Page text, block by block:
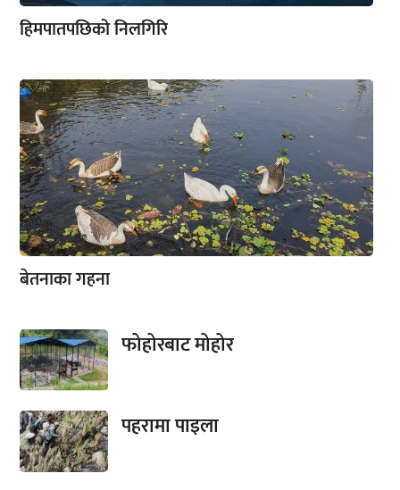
हिमपातपछिको निलगिरि
बेतनाका गहना
फोहोरबाट मोहोर
पहरामा पाइला